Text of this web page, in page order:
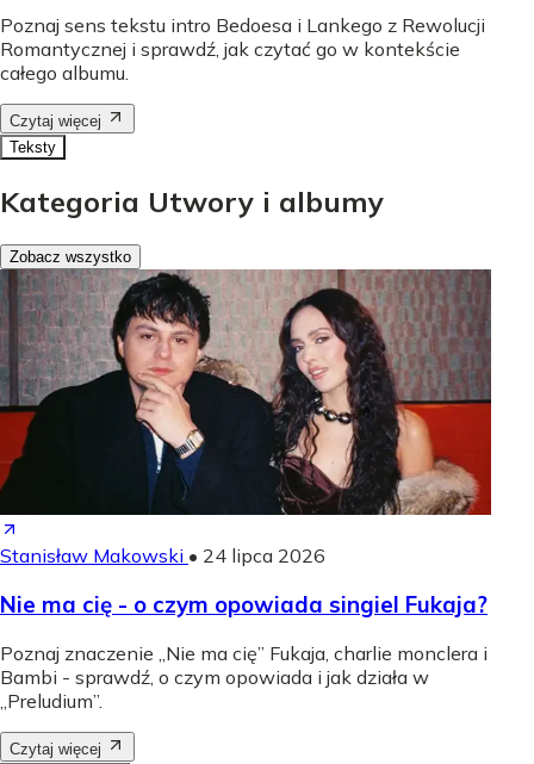
Poznaj sens tekstu intro Bedoesa i Lankego z Rewolucji
Romantycznej i sprawdź, jak czytać go w kontekście
całego albumu.
Czytaj więcej
Teksty
Kategoria Utwory i albumy
Zobacz wszystko
Stanisław Makowski • 24 lipca 2026
Nie ma cię - o czym opowiada singiel Fukaja?
Poznaj znaczenie „Nie ma cię” Fukaja, charlie monclera i
Bambi - sprawdź, o czym opowiada i jak działa w
„Preludium”.
Czytaj więcej